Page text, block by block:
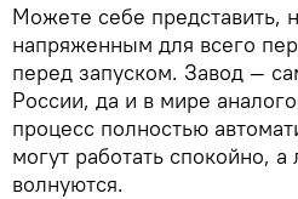
Можете себе представить,
напряженным для всего
перед запуском. Завод —
России, да и в мире
процесс полностью
могут работать спокойно,
волнуются.